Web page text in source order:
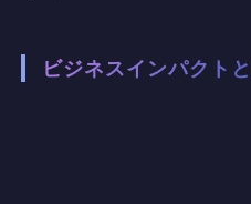
ビジネスインパクト